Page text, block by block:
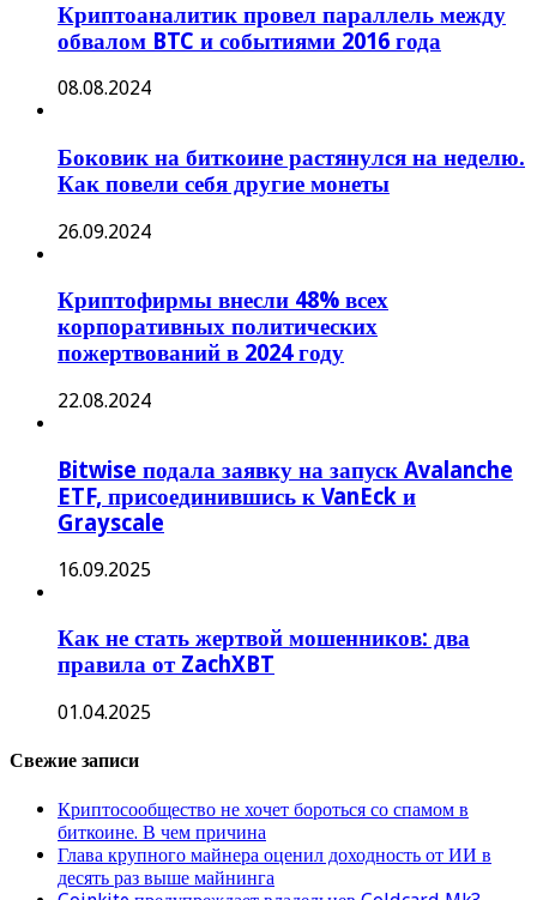
Криптоаналитик провел параллель между
обвалом BTC и событиями 2016 года
08.08.2024
Боковик на биткоине растянулся на неделю.
Как повели себя другие монеты
26.09.2024
Криптофирмы внесли 48% всех
корпоративных политических
пожертвований в 2024 году
22.08.2024
Bitwise подала заявку на запуск Avalanche
ETF, присоединившись к VanEck и
Grayscale
16.09.2025
Как не стать жертвой мошенников: два
правила от ZachXBT
01.04.2025
Свежие записи
Криптосообщество не хочет бороться со спамом в
биткоине. В чем причина
Глава крупного майнера оценил доходность от ИИ в
десять раз выше майнинга